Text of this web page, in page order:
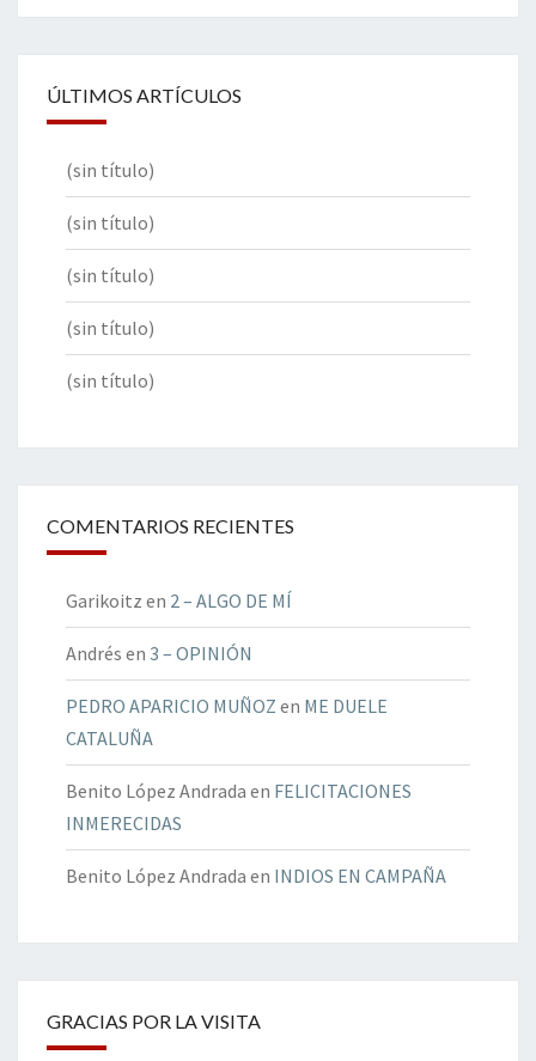
ÚLTIMOS ARTÍCULOS
(sin título)
(sin título)
(sin título)
(sin título)
(sin título)
COMENTARIOS RECIENTES
Garikoitz en 2 – ALGO DE MÍ
Andrés en 3 – OPINIÓN
PEDRO APARICIO MUÑOZ en ME DUELE
CATALUÑA
Benito López Andrada en FELICITACIONES
INMERECIDAS
Benito López Andrada en INDIOS EN CAMPAÑA
GRACIAS POR LA VISITA